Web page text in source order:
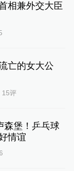
相兼外交大臣
亡的女大公
15评
森堡！乒乓球
情谊